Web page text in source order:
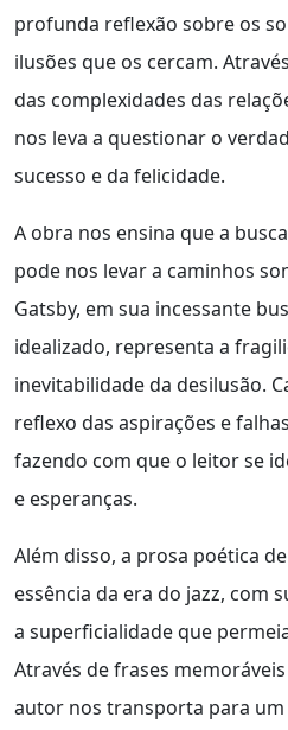
profunda reflexão sobre os
ilusões que os cercam.
das complexidades das
nos leva a questionar o
sucesso e da felicidade.
A obra nos ensina que a
pode nos levar a caminhos
Gatsby, em sua incessante
idealizado, representa a
inevitabilidade da desilusão.
reflexo das aspirações e
fazendo com que o leitor se
e esperanças.
Além disso, a prosa poética
essência da era do jazz, com
a superficialidade que
Através de frases
autor nos transporta para